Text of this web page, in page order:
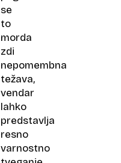
se
to
morda
zdi
nepomembna
težava,
vendar
lahko
predstavlja
resno
varnostno